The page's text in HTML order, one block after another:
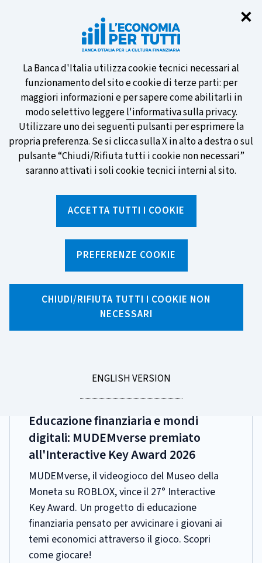
✕
Informativa
sui
cookie
La Banca d'Italia utilizza cookie tecnici necessari al
funzionamento del sito e cookie di terze parti: per
maggiori informazioni e per sapere come abilitarli in
modo selettivo leggerel'informativa sulla privacy.
Utilizzare uno dei seguenti pulsanti per esprimere la
propria preferenza. Se si clicca sulla X in alto a destra o sul
pulsante “Chiudi/Rifiuta tutti i cookie non necessari”
saranno attivati i soli cookie tecnici interni al sito.
ACCETTA TUTTI I COOKIE
PREFERENZE COOKIE
CHIUDI/RIFIUTA TUTTI I COOKIE NON
NECESSARI
GO
ENGLISH VERSION
Partecipa al sondaggio della BCE
sulle nuove banconote e vota la tua
preferita!
SCOPRI DI PIÙ
Ricerca per tag
18 risultati di ricerca per tag "Museo Della
PUBBLICAZIONE:
28 APRILE 2026
Educazione finanziaria e mondi
digitali: MUDEMverse premiato
all'Interactive Key Award 2026
MUDEMverse, il videogioco del Museo della
Moneta su ROBLOX, vince il 27° Interactive
Key Award. Un progetto di educazione
finanziaria pensato per avvicinare i giovani ai
temi economici attraverso il gioco. Scopri
come giocare!